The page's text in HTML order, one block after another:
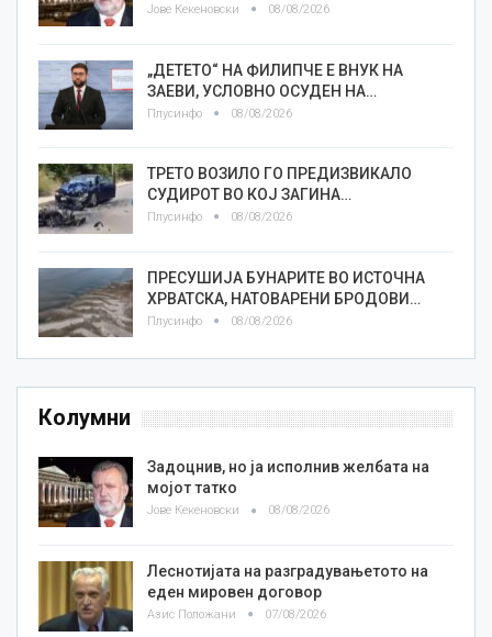
Јове Кекеновски 08/08/2026
„ДЕТЕТО“ НА ФИЛИПЧЕ Е ВНУК НА
ЗАЕВИ, УСЛОВНО ОСУДЕН НА…
Плусинфо 08/08/2026
ТРЕТО ВОЗИЛО ГО ПРЕДИЗВИКАЛО
СУДИРОТ ВО КОЈ ЗАГИНА…
Плусинфо 08/08/2026
ПРЕСУШИЈА БУНАРИТЕ ВО ИСТОЧНА
ХРВАТСКА, НАТОВАРЕНИ БРОДОВИ…
Плусинфо 08/08/2026
Колумни
Задоцнив, но ја исполнив желбата на
мојот татко
Јове Кекеновски 08/08/2026
Леснотијата на разградувањетото на
еден мировен договор
Азис Положани 07/08/2026